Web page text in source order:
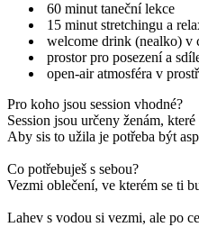
60 minut taneční lekce
15 minut stretchingu a
welcome drink (nealko) v
prostor pro posezení a
open-air atmosféra v
Pro koho jsou session vhodné?
Session jsou určeny ženám,
Aby sis to užila je potřeba být
Co potřebuješ s sebou?
Vezmi oblečení, ve kterém se ti
Lahev s vodou si vezmi, ale po